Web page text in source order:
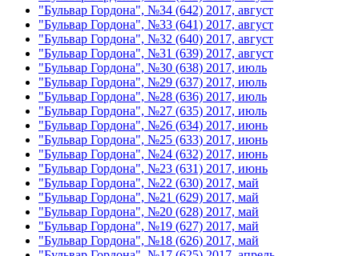
"Бульвар Гордона", №34 (642) 2017, август
"Бульвар Гордона", №33 (641) 2017, август
"Бульвар Гордона", №32 (640) 2017, август
"Бульвар Гордона", №31 (639) 2017, август
"Бульвар Гордона", №30 (638) 2017, июль
"Бульвар Гордона", №29 (637) 2017, июль
"Бульвар Гордона", №28 (636) 2017, июль
"Бульвар Гордона", №27 (635) 2017, июль
"Бульвар Гордона", №26 (634) 2017, июнь
"Бульвар Гордона", №25 (633) 2017, июнь
"Бульвар Гордона", №24 (632) 2017, июнь
"Бульвар Гордона", №23 (631) 2017, июнь
"Бульвар Гордона", №22 (630) 2017, май
"Бульвар Гордона", №21 (629) 2017, май
"Бульвар Гордона", №20 (628) 2017, май
"Бульвар Гордона", №19 (627) 2017, май
"Бульвар Гордона", №18 (626) 2017, май